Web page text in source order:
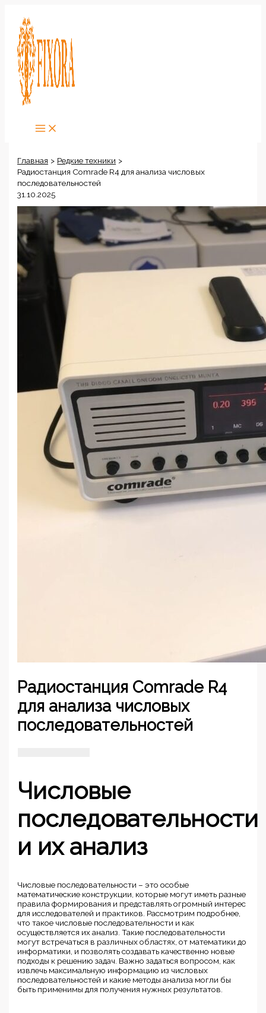
содержимому
Главная
Редкие техники
Радиостанция Comrade R4 для анализа числовых
последовательностей
31.10.2025
Радиостанция Comrade R4
для анализа числовых
последовательностей
Числовые
последовательности
и их анализ
Числовые последовательности – это особые
математические конструкции, которые могут иметь разные
правила формирования и представлять огромный интерес
для исследователей и практиков. Рассмотрим подробнее,
что такое числовые последовательности и как
осуществляется их анализ. Такие последовательности
могут встречаться в различных областях, от математики до
информатики, и позволять создавать качественно новые
подходы к решению задач. Важно задаться вопросом, как
извлечь максимальную информацию из числовых
последовательностей и какие методы анализа могли бы
быть применимы для получения нужных результатов.